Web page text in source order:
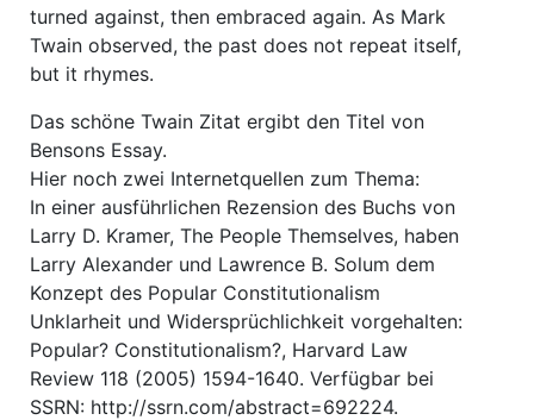
turned against, then embraced again. As Mark
Twain observed, the past does not repeat itself,
but it rhymes.
Das schöne Twain Zitat ergibt den Titel von
Bensons Essay.
Hier noch zwei Internetquellen zum Thema:
In einer ausführlichen Rezension des Buchs von
Larry D. Kramer, The People Themselves, haben
Larry Alexander und Lawrence B. Solum dem
Konzept des Popular Constitutionalism
Unklarheit und Widersprüchlichkeit vorgehalten:
Popular? Constitutionalism?, Harvard Law
Review 118 (2005) 1594-1640. Verfügbar bei
SSRN: http://ssrn.com/abstract=692224.